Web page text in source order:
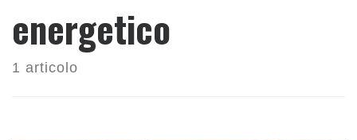
energetico
1 articolo